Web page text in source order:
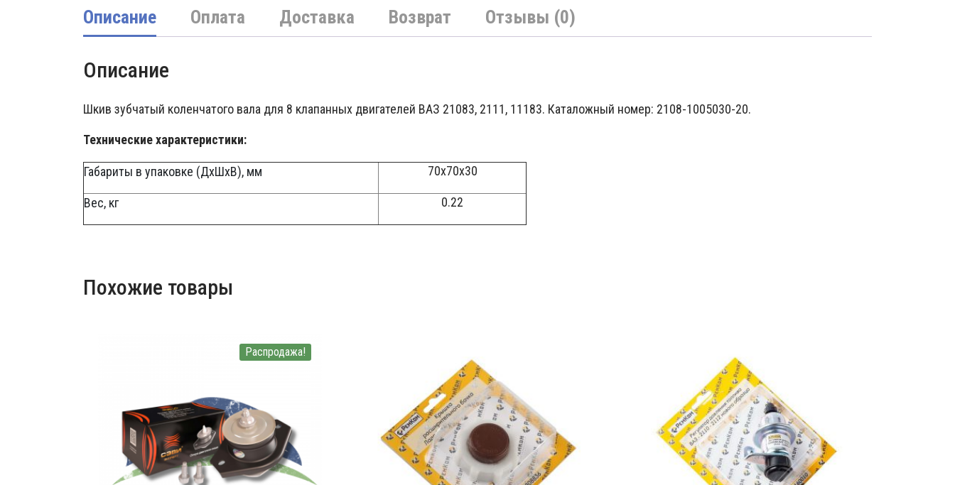
Описание Оплата Доставка Возврат Отзывы (0)
Описание
Шкив зубчатый коленчатого вала для 8 клапанных двигателей ВАЗ 21083, 2111, 11183. Каталожный номер: 2108-1005030-20.
Технические характеристики:
Габариты в упаковке (ДхШхВ), мм 70x70x30
Вес, кг 0.22
Похожие товары
Распродажа!